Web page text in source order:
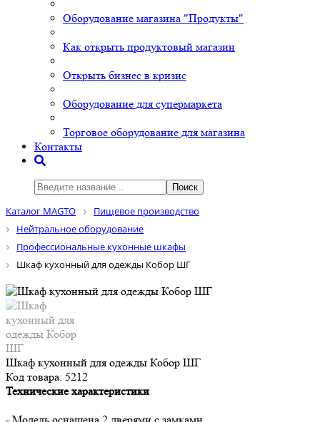
Оборудование магазина "Продукты"
Как открыть продуктовый магазин
Открыть бизнес в кризис
Оборудование для супермаркета
Торговое оборудование для магазина
Контакты
Поиск
Каталог MAGTO
Пищевое производство
Нейтральное оборудование
Профессиональные кухонные шкафы
Шкаф кухонный для одежды Кобор ШГ
Шкаф кухонный для одежды Кобор ШГ
Код товара: 5212
Технические характеристики
- Модель оснащена 2 дверями с замками